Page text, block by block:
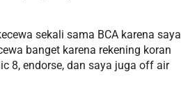
sekali sama BCA karena saya
banget karena rekening koran
8, endorse, dan saya juga off air